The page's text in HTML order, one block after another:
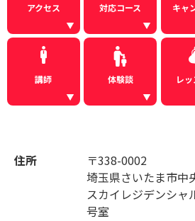
アクセス 対応コース キャ
講師 体験談 レ
住所
〒338-0002
埼玉県さいたま市中
スカイレジデンシャ
号室